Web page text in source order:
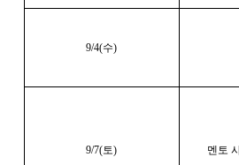
9/4(수)
9/7(토) 멘토